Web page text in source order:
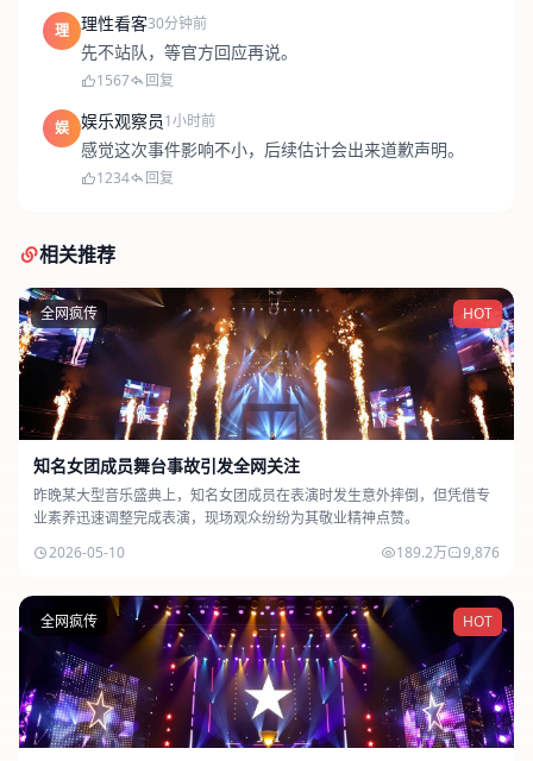
理 理性看客30分钟前
先不站队，等官方回应再说。
1567 回复
娱 娱乐观察员1小时前
感觉这次事件影响不小，后续估计会出来道歉声明。
1234 回复
相关推荐
全网疯传 HOT
知名女团成员舞台事故引发全网关注
昨晚某大型音乐盛典上，知名女团成员在表演时发生意外摔倒，但凭借专
业素养迅速调整完成表演，现场观众纷纷为其敬业精神点赞。
2026-05-10
189.2万 9,876
全网疯传 HOT